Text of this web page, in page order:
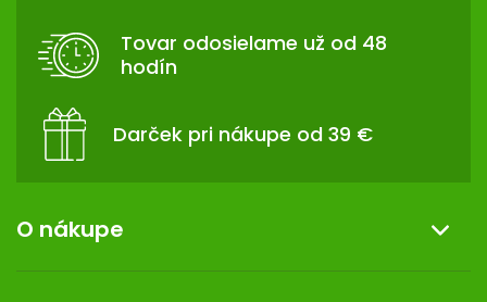
r
y
v
p
u
Tovar odosielame už od 48
hodín
Darček pri nákupe od 39 €
O nákupe